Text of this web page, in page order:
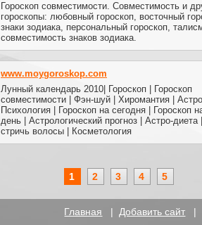
Гороскоп совместимости. Совместимость и
гороскопы: любовный гороскоп, восточный
знаки зодиака, персональный гороскоп,
совместимость знаков зодиака.
www.moygoroskop.com
Лунный календарь 2010| Гороскоп | Гороскоп
совместимости | Фэн-шуй | Хиромантия |
Психология | Гороскоп на сегодня | Гороскоп
день | Астрологический прогноз | Астро-диета
стричь волосы | Косметология
1 2 3 4 5
Главная | Добавить сайт |